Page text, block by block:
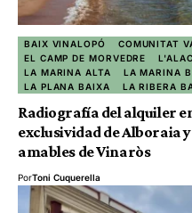
BAIX VINALOPÓ
COMUNITAT
EL CAMP DE MORVEDRE
LA MARINA ALTA
LA MARINA
LA PLANA BAIXA
LA RIBERA
Radiografía del alquiler
exclusividad de Alboraia
amables de Vinaròs
PorToni Cuquerella